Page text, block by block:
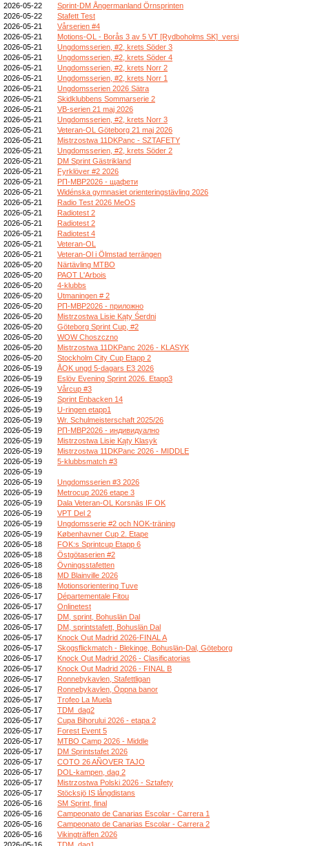
2026-05-22
Sprint-DM Ångermanland Örnsprinten
2026-05-22
Stafett Test
2026-05-21
Vårserien #4
2026-05-21
Motions-OL - Borås 3 av 5 VT [Rydboholms SK]_versi
2026-05-21
Ungdomsserien, #2, krets Söder 3
2026-05-21
Ungdomsserien, #2, krets Söder 4
2026-05-21
Ungdomsserien, #2, krets Norr 2
2026-05-21
Ungdomsserien, #2, krets Norr 1
2026-05-21
Ungdomsserien 2026 Sätra
2026-05-21
Skidklubbens Sommarserie 2
2026-05-21
VB-serien 21 maj 2026
2026-05-21
Ungdomsserien, #2, krets Norr 3
2026-05-21
Veteran-OL Göteborg 21 maj 2026
2026-05-21
Mistrzostwa 11DKPanc - SZTAFETY
2026-05-21
Ungdomsserien, #2, krets Söder 2
2026-05-21
DM Sprint Gästrikland
2026-05-21
Fyrklöver #2 2026
2026-05-21
РП-МВР2026 - щафети
2026-05-21
Widénska gymnasiet orienteringstävling 2026
2026-05-21
Radio Test 2026 MeOS
2026-05-21
Radiotest 2
2026-05-21
Radiotest 2
2026-05-21
Radiotest 4
2026-05-21
Veteran-OL
2026-05-21
Veteran-Ol i Ölmstad terrängen
2026-05-20
Närtävling MTBO
2026-05-20
PAOT L'Arbois
2026-05-20
4-klubbs
2026-05-20
Utmaningen # 2
2026-05-20
РП-МВР2026 - приложно
2026-05-20
Mistrzostwa Lisie Kąty Śerdni
2026-05-20
Göteborg Sprint Cup, #2
2026-05-20
WOW Choszczno
2026-05-20
Mistrzostwa 11DKPanc 2026 - KLASYK
2026-05-20
Stockholm City Cup Etapp 2
2026-05-19
ÅOK ungd 5-dagars E3 2026
2026-05-19
Eslöv Evening Sprint 2026. Etapp3
2026-05-19
Vårcup #3
2026-05-19
Sprint Enbacken 14
2026-05-19
U-ringen etapp1
2026-05-19
Wr. Schulmeisterschaft 2025/26
2026-05-19
РП-МВР2026 - индивидуално
2026-05-19
Mistrzostwa Lisie Kąty Klasyk
2026-05-19
Mistrzostwa 11DKPanc 2026 - MIDDLE
2026-05-19
5-klubbsmatch #3
2026-05-19
2026-05-19
Ungdomsserien #3 2026
2026-05-19
Metrocup 2026 etape 3
2026-05-19
Dala Veteran-OL Korsnäs IF OK
2026-05-19
VPT Del 2
2026-05-19
Ungdomsserie #2 och NOK-träning
2026-05-19
Københavner Cup 2. Etape
2026-05-18
FOK:s Sprintcup Etapp 6
2026-05-18
Östgötaserien #2
2026-05-18
Övningsstafetten
2026-05-18
MD Blainville 2026
2026-05-18
Motionsorientering Tuve
2026-05-17
Départementale Fitou
2026-05-17
Onlinetest
2026-05-17
DM, sprint, Bohuslän Dal
2026-05-17
DM, sprintstafett, Bohuslän Dal
2026-05-17
Knock Out Madrid 2026-FINAL A
2026-05-17
Skogsflickmatch - Blekinge, Bohuslän-Dal, Göteborg
2026-05-17
Knock Out Madrid 2026 - Clasificatorias
2026-05-17
Knock Out Madrid 2026 - FINAL B
2026-05-17
Ronnebykavlen, Stafettligan
2026-05-17
Ronnebykavlen, Öppna banor
2026-05-17
Trofeo La Muela
2026-05-17
TDM_dag2
2026-05-17
Cupa Bihorului 2026 - etapa 2
2026-05-17
Forest Event 5
2026-05-17
MTBO Camp 2026 - Middle
2026-05-17
DM Sprintstafet 2026
2026-05-17
COTO 26 AÑOVER TAJO
2026-05-17
DOL-kampen, dag 2
2026-05-17
Mistrzostwa Polski 2026 - Sztafety
2026-05-17
Stöcksjö IS långdistans
2026-05-16
SM Sprint, final
2026-05-16
Campeonato de Canarias Escolar - Carrera 1
2026-05-16
Campeonato de Canarias Escolar - Carrera 2
2026-05-16
Vikingträffen 2026